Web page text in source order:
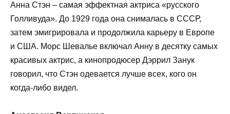
Анна Стэн – самая эффектная актриса «русского
Голливуда». До 1929 года она снималась в СССР,
затем эмигрировала и продолжила карьеру в Европе
и США. Морс Шевалье включал Анну в десятку самых
красивых актрис, а кинопродюсер Дэррил Занук
говорил, что Стэн одевается лучше всех, кого он
когда-либо видел.